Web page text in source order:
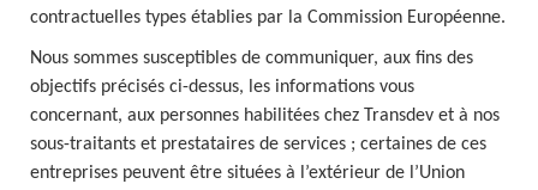
contractuelles types établies par la Commission Européenne.
Nous sommes susceptibles de communiquer, aux fins des
objectifs précisés ci-dessus, les informations vous
concernant, aux personnes habilitées chez Transdev et à nos
sous-traitants et prestataires de services ; certaines de ces
entreprises peuvent être situées à l’extérieur de l’Union